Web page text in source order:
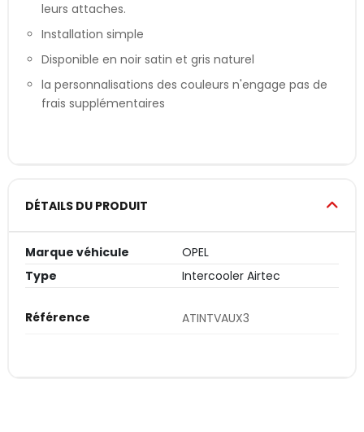
leurs attaches.
Installation simple
Disponible en noir satin et gris naturel
la personnalisations des couleurs n'engage pas de
frais supplémentaires
DÉTAILS DU PRODUIT
Marque véhicule
OPEL
Type
Intercooler Airtec
Référence ATINTVAUX3